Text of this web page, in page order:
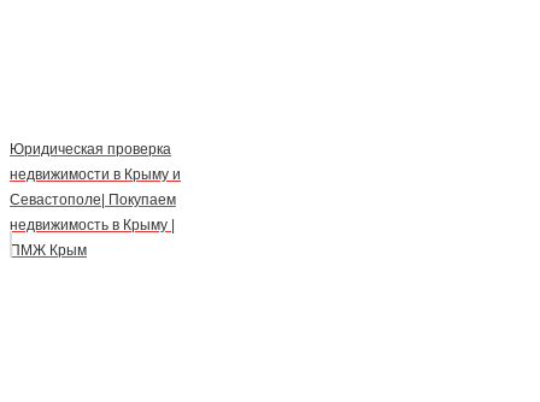
Юридическая проверка
недвижимости в Крыму и
Севастополе| Покупаем
недвижимость в Крыму |
ПМЖ Крым